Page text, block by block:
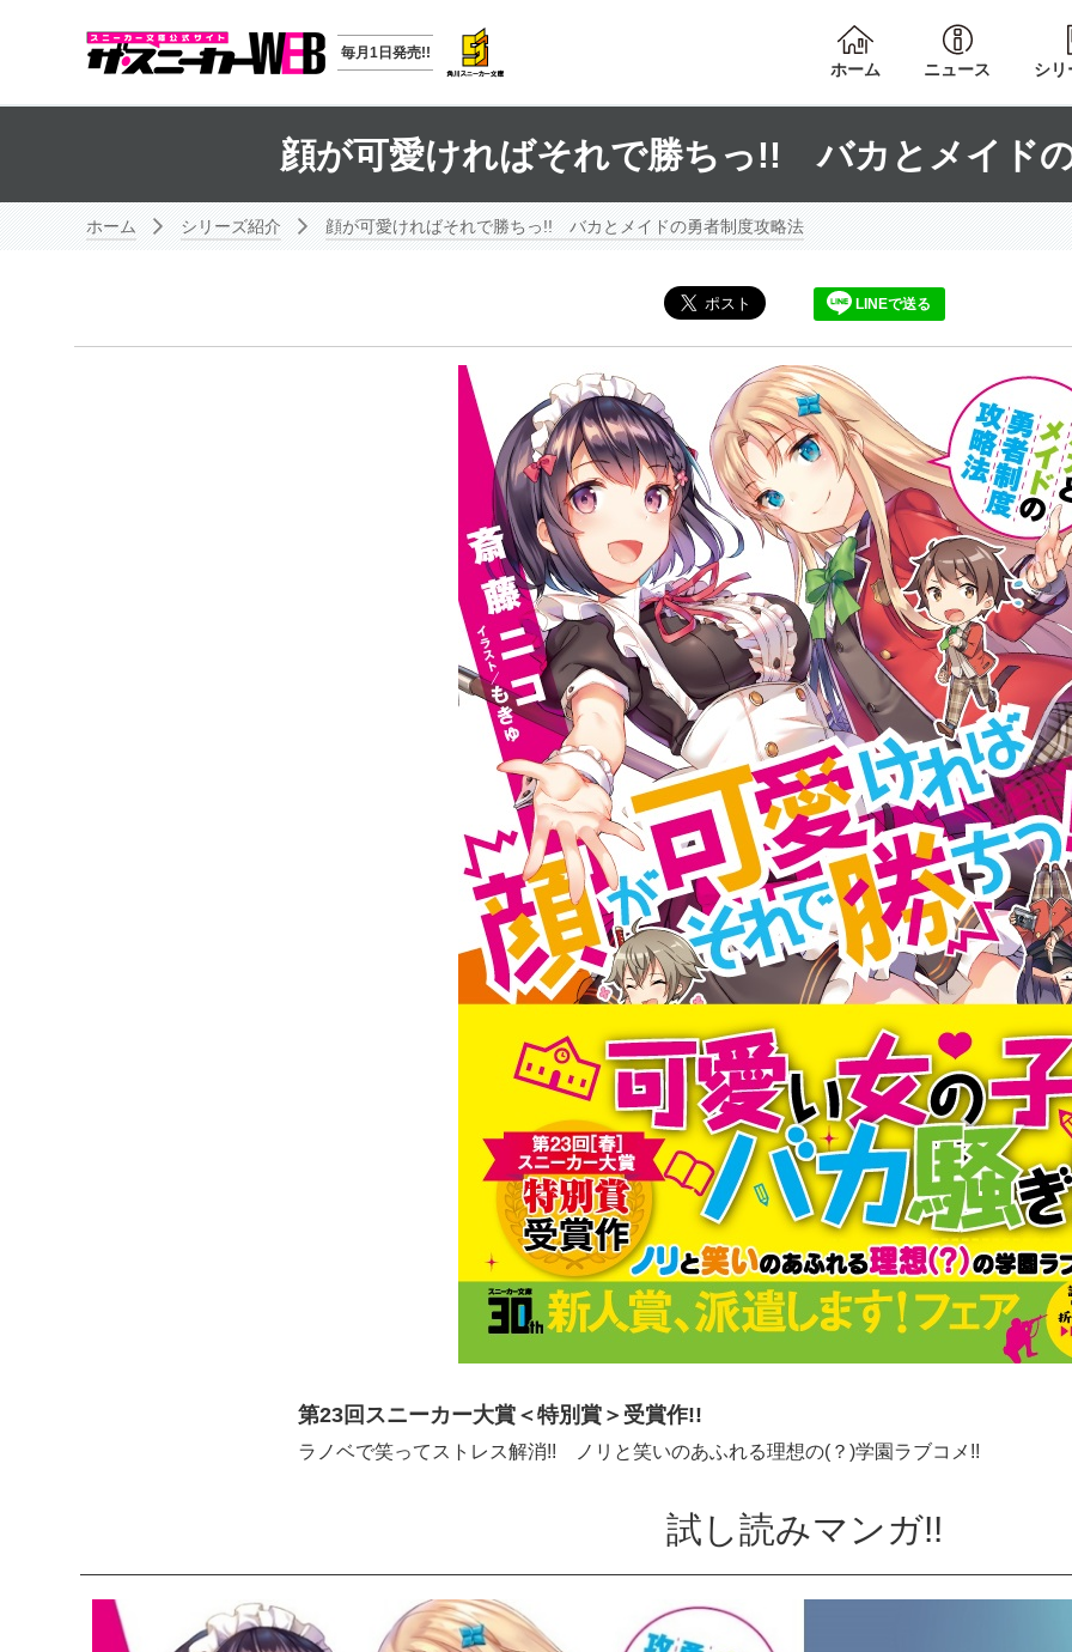
毎月1日発売!!
ホーム ニュース シリ
顔が可愛ければそれで勝ちっ!! バカとメイド
ホーム シリーズ紹介 顔が可愛ければそれで勝ちっ!! バカとメイドの勇者制度攻略法
LINEで送る
第23回スニーカー大賞＜特別賞＞受賞作!!
ラノベで笑ってストレス解消!! ノリと笑いのあふれる理想の(？)学園ラブコメ!!
試し読みマンガ!!